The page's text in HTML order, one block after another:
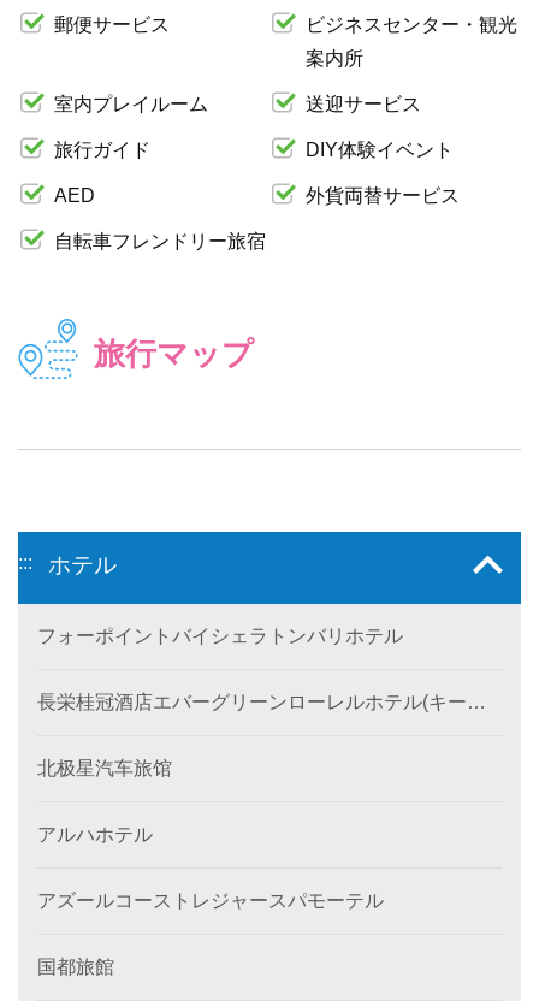
郵便サービス
ビジネスセンター・観光
案内所
室内プレイルーム 送迎サービス
旅行ガイド DIY体験イベント
AED 外貨両替サービス
自転車フレンドリー旅宿
旅行マップ
::: ホテル
フォーポイントバイシェラトンバリホテル
長栄桂冠酒店エバーグリーンローレルホテル(キール
北极星汽车旅馆
アルハホテル
アズールコーストレジャースパモーテル
国都旅館